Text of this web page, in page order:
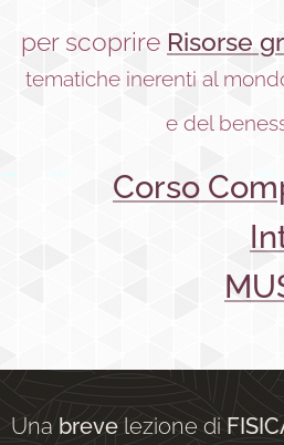
per scoprire Risorse
tematiche inerenti al
e del
Corso
Una breve lezione di